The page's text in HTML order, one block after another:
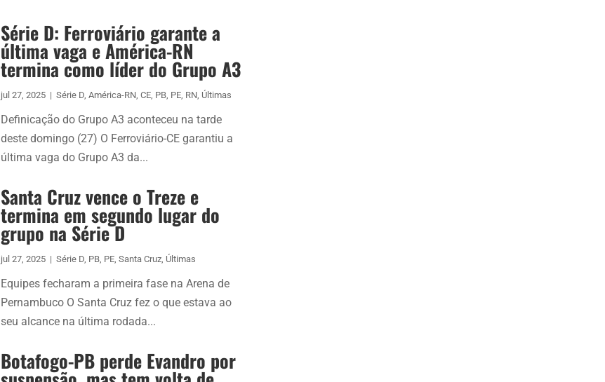
Série D: Ferroviário garante a
última vaga e América-RN
termina como líder do Grupo A3
jul 27, 2025 | Série D, América-RN, CE, PB, PE, RN, Últimas
Definicação do Grupo A3 aconteceu na tarde
deste domingo (27) O Ferroviário-CE garantiu a
última vaga do Grupo A3 da...
Santa Cruz vence o Treze e
termina em segundo lugar do
grupo na Série D
jul 27, 2025 | Série D, PB, PE, Santa Cruz, Últimas
Equipes fecharam a primeira fase na Arena de
Pernambuco O Santa Cruz fez o que estava ao
seu alcance na última rodada...
Botafogo-PB perde Evandro por